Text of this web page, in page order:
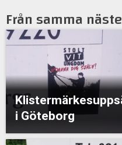
Från samma
i Göteborg